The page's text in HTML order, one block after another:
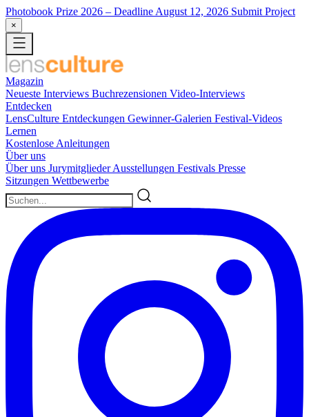
Photobook Prize 2026 – Deadline August 12, 2026 Submit Project
×
Magazin
Neueste Interviews Buchrezensionen Video-Interviews
Entdecken
LensCulture Entdeckungen Gewinner-Galerien Festival-Videos
Lernen
Kostenlose Anleitungen
Über uns
Über uns JurymitgliederAusstellungen Festivals Presse
Sitzungen Wettbewerbe